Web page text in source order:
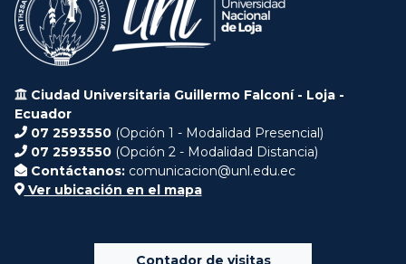
Ciudad Universitaria Guillermo Falconí - Loja -
Ecuador
07 2593550 (Opción 1 - Modalidad Presencial)
07 2593550 (Opción 2 - Modalidad Distancia)
Contáctanos: comunicacion@unl.edu.ec
Ver ubicación en el mapa
Contador de visitas